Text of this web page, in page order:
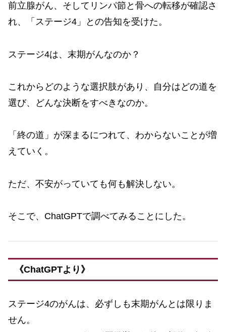
前立腺がん、そしてリンパ節と骨への転移が確認さ
れ、「ステージ4」との告知を受けた。
ステージ4は、末期がんなのか？
これからどのような選択肢があり、自分はどの道を
選び、どんな決断をすべきなのか。
「終の道」が深まるにつれて、わからないことが増
えていく。
ただ、不安がっていても何も解決しない。
そこで、ChatGPTで調べてみることにした。
《ChatGPTより》
ステージ4のがんは、必ずしも末期がんとは限りま
せん。